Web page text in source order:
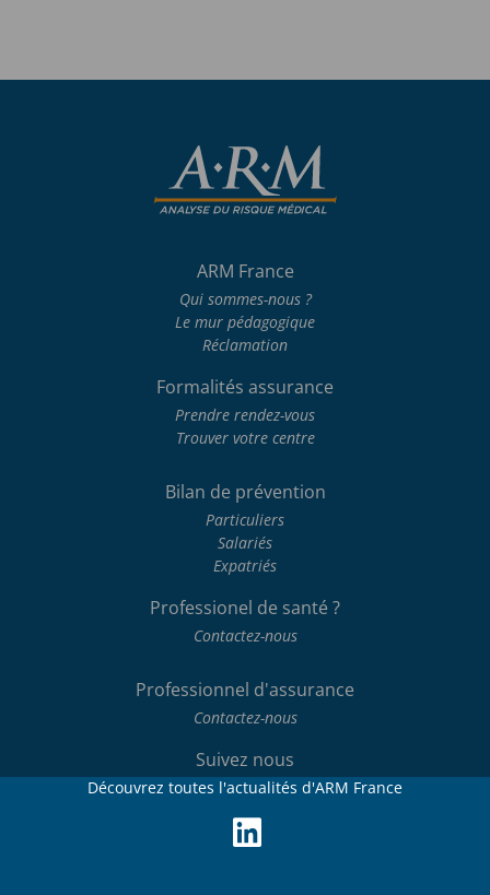
ARM France
Qui sommes-nous ?
Le mur pédagogique
Réclamation
Formalités assurance
Prendre rendez-vous
Trouver votre centre
Bilan de prévention
Particuliers
Salariés
Expatriés
Professionel de santé ?
Contactez-nous
Professionnel d'assurance
Contactez-nous
Suivez nous
Découvrez toutes l'actualités d'ARM France